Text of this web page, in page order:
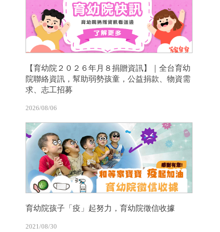
【育幼院２０２６年月８捐贈資訊】｜全台育幼
院聯絡資訊，幫助弱勢孩童，公益捐款、物資需
求、志工招募
2026/08/06
育幼院孩子「疫」起努力，育幼院徵信收據
2021/08/30